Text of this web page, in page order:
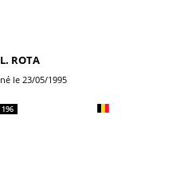
L. ROTA
né le 23/05/1995
196